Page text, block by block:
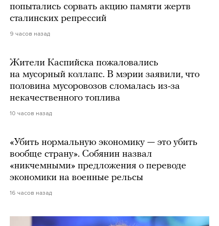
попытались сорвать акцию памяти жертв
сталинских репрессий
9 часов назад
Жители Каспийска пожаловались
на мусорный коллапс. В мэрии заявили, что
половина мусоровозов сломалась из-за
некачественного топлива
10 часов назад
«Убить нормальную экономику — это убить
вообще страну». Собянин назвал
«никчемными» предложения о переводе
экономики на военные рельсы
16 часов назад